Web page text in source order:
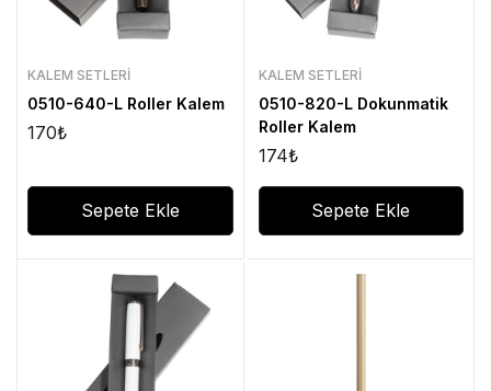
KALEM SETLERI
0510-640-L Roller Kalem
170₺
Sepete Ekle
KALEM SETLERI
0510-820-L Dokunmatik
Roller Kalem
174₺
Sepete Ekle